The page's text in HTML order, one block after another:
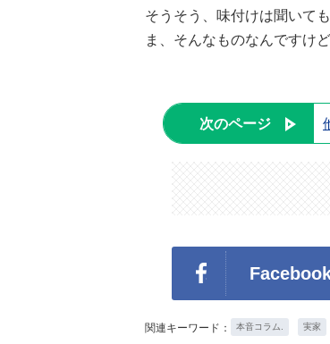
そうそう、味付けは聞いて
ま、そんなものなんですけど
次のページ
関連キーワード： 本音コラム. 実家